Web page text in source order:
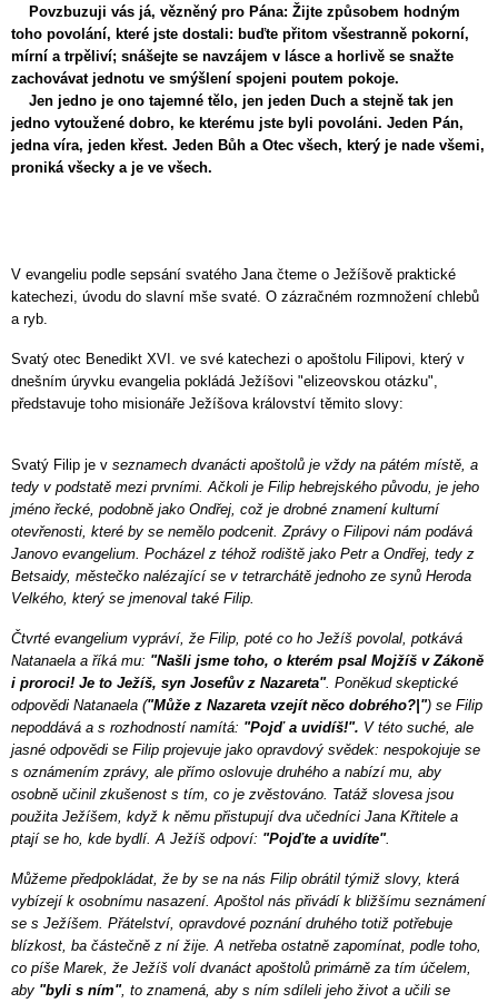
Povzbuzuji vás já, vězněný pro Pána: Žijte způsobem hodným
toho povolání, které jste dostali: buďte přitom všestranně pokorní,
mírní a trpěliví; snášejte se navzájem v lásce a horlivě se snažte
zachovávat jednotu ve smýšlení spojeni poutem pokoje.
Jen jedno je ono tajemné tělo, jen jeden Duch a stejně tak jen
jedno vytoužené dobro, ke kterému jste byli povoláni. Jeden Pán,
jedna víra, jeden křest. Jeden Bůh a Otec všech, který je nade všemi,
proniká všecky a je ve všech.
V evangeliu podle sepsání svatého Jana čteme o Ježíšově praktické
katechezi, úvodu do slavní mše svaté. O zázračném rozmnožení chlebů
a ryb.
Svatý otec Benedikt XVI. ve své katechezi o apoštolu Filipovi, který v
dnešním úryvku evangelia pokládá Ježíšovi "elizeovskou otázku",
představuje toho misionáře Ježíšova království těmito slovy:
Svatý Filip je v seznamech dvanácti apoštolů je vždy na pátém místě, a
tedy v podstatě mezi prvními. Ačkoli je Filip hebrejského původu, je jeho
jméno řecké, podobně jako Ondřej, což je drobné znamení kulturní
otevřenosti, které by se nemělo podcenit. Zprávy o Filipovi nám podává
Janovo evangelium. Pocházel z téhož rodiště jako Petr a Ondřej, tedy z
Betsaidy, městečko nalézající se v tetrarchátě jednoho ze synů Heroda
Velkého, který se jmenoval také Filip.
Čtvrté evangelium vypráví, že Filip, poté co ho Ježíš povolal, potkává
Natanaela a říká mu: "Našli jsme toho, o kterém psal Mojžíš v Zákoně
i proroci! Je to Ježíš, syn Josefův z Nazareta". Poněkud skeptické
odpovědi Natanaela ("Může z Nazareta vzejít něco dobrého?|") se Filip
nepoddává a s rozhodností namítá: "Pojď a uvidíš!". V této suché, ale
jasné odpovědi se Filip projevuje jako opravdový svědek: nespokojuje se
s oznámením zprávy, ale přímo oslovuje druhého a nabízí mu, aby
osobně učinil zkušenost s tím, co je zvěstováno. Tatáž slovesa jsou
použita Ježíšem, když k němu přistupují dva učedníci Jana Křtitele a
ptají se ho, kde bydlí. A Ježíš odpoví: "Pojďte a uvidíte".
Můžeme předpokládat, že by se na nás Filip obrátil týmiž slovy, která
vybízejí k osobnímu nasazení. Apoštol nás přivádí k bližšímu seznámení
se s Ježíšem. Přátelství, opravdové poznání druhého totiž potřebuje
blízkost, ba částečně z ní žije. A netřeba ostatně zapomínat, podle toho,
co píše Marek, že Ježíš volí dvanáct apoštolů primárně za tím účelem,
aby "byli s ním", to znamená, aby s ním sdíleli jeho život a učili se